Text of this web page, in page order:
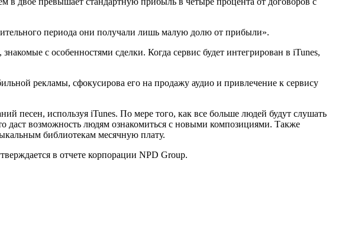
периода они получали лишь малую долю от прибыли».
с особенностями сделки. Когда сервис будет интегрирован в iTunes,
рекламы, сфокусирова его на продажу аудио и привлечение к сервису
песен, используя iTunes. По мере того, как все больше людей будут слушать
даст возможность людям ознакомиться с новыми композициями. Также
библиотекам месячную плату.
в отчете корпорации NPD Group.